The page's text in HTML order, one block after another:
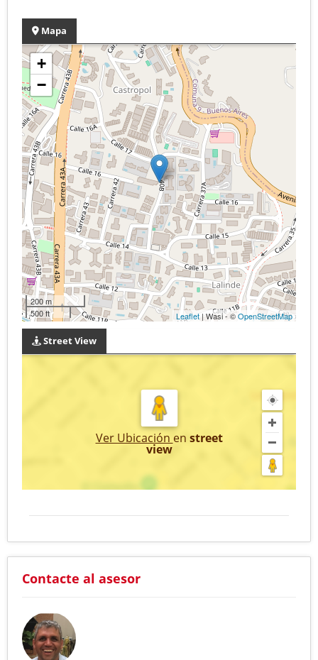
Mapa
+
−
200 m
500 ft
Leaflet| Wasi - ©OpenStreetMap
Street View
Ver Ubicación en street
view
Contacte al asesor